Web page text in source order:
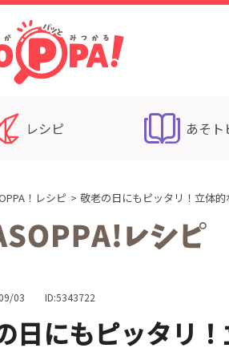
レシピ あそト
！レシピ 敬老の日にもピッタリ！立体的
03 ID:5343722
日にもピッタリ